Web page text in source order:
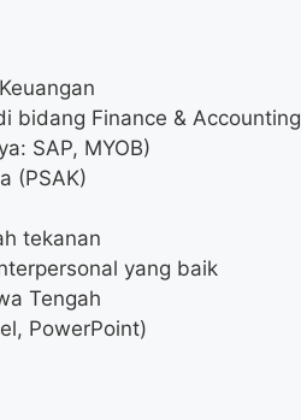
bidang Finance & Accounting
SAP, MYOB)
(PSAK)
tekanan
yang baik
Tengah
PowerPoint)